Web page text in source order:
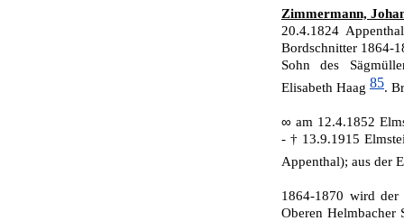
Zimmermann,
20.4.1824
Bordschnitter 1864-
Sohn des
Elisabeth Haag 85.
∞ am 12.4.1852
- † 13.9.1915
Appenthal); aus der
1864-1870 wird der
Oberen Helmbacher